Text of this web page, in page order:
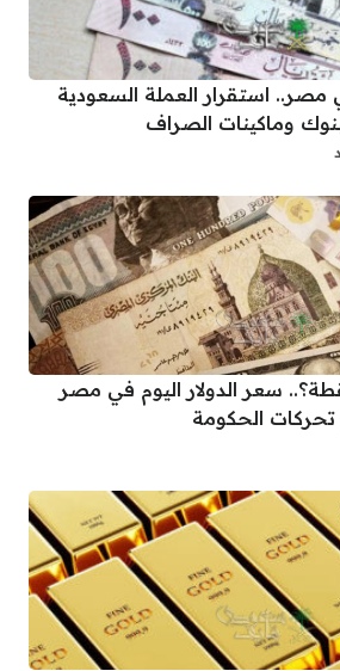
مصر.. استقرار العملة السعودية
وماكينات الصراف
سعر الدولار اليوم في مصر
الحكومة